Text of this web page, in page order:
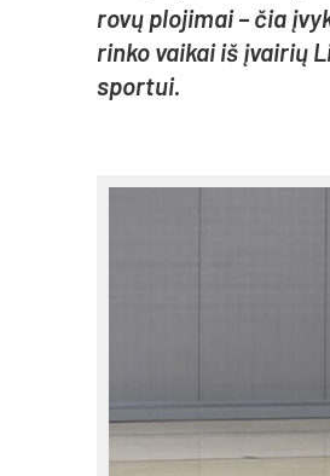
ro­vų plo­ji­mai – čia
rin­ko vai­kai iš įvai­rių
spor­tui.